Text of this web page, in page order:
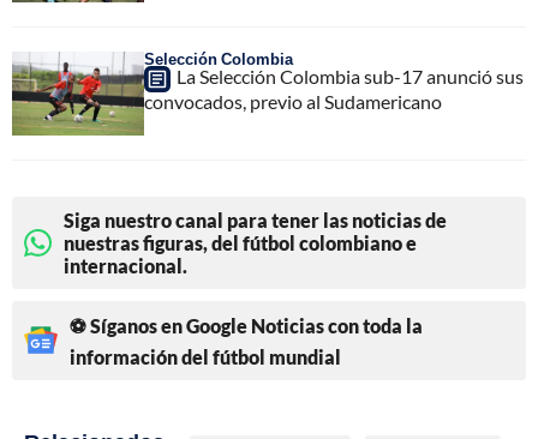
Selección Colombia
La Selección Colombia sub-17 anunció sus
convocados, previo al Sudamericano
Siga nuestro canal para tener las noticias de
nuestras figuras, del fútbol colombiano e
internacional.
⚽ Síganos en Google Noticias con toda la
información del fútbol mundial